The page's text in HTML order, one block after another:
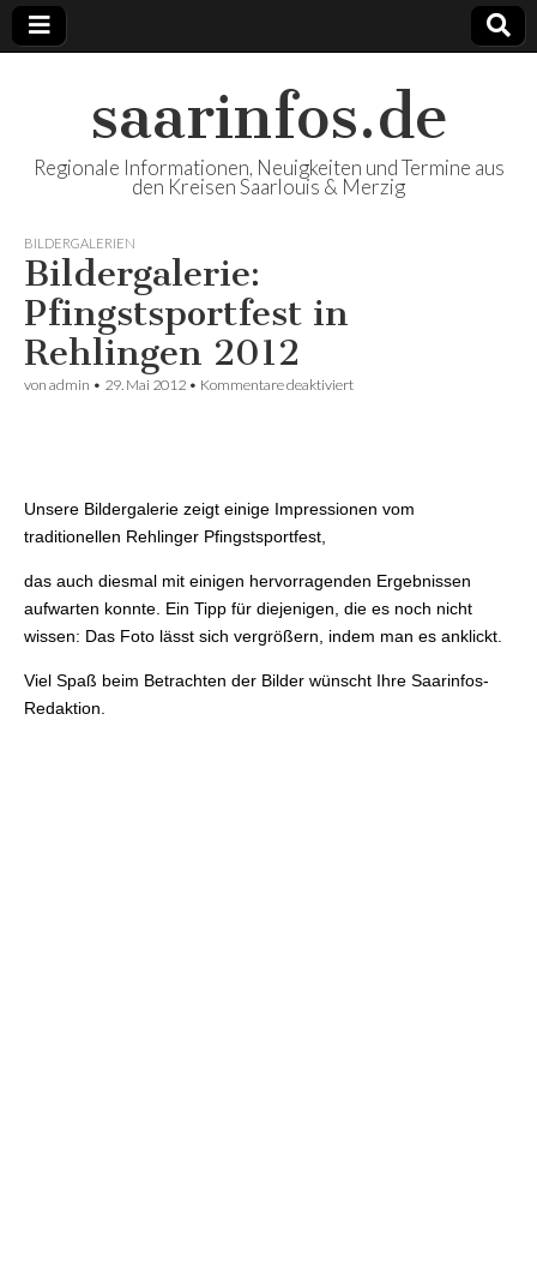
saarinfos.de
Regionale Informationen, Neuigkeiten und Termine aus
den Kreisen Saarlouis & Merzig
BILDERGALERIEN
Bildergalerie:
Pfingstsportfest in
Rehlingen 2012
von admin • 29. Mai 2012 • Kommentare deaktiviert
Unsere Bildergalerie zeigt einige Impressionen vom
traditionellen Rehlinger Pfingstsportfest,
das auch diesmal mit einigen hervorragenden Ergebnissen
aufwarten konnte. Ein Tipp für diejenigen, die es noch nicht
wissen: Das Foto lässt sich vergrößern, indem man es anklickt.
Viel Spaß beim Betrachten der Bilder wünscht Ihre Saarinfos-
Redaktion.